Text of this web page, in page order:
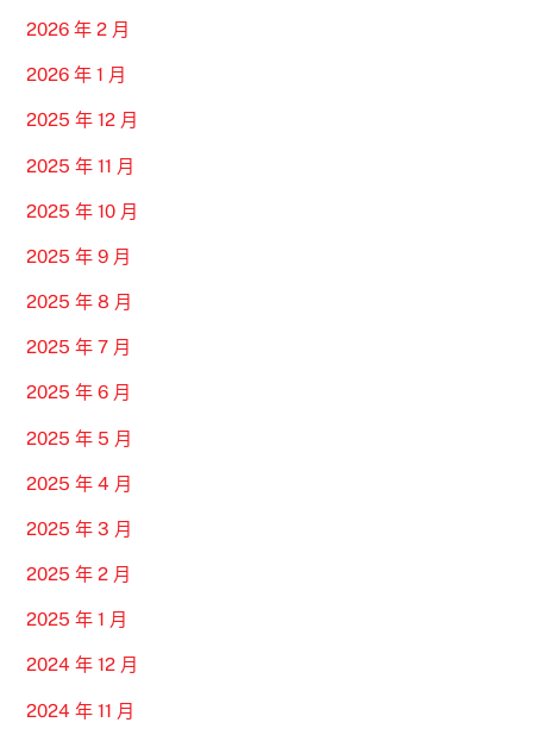
2026 年 2 月
2026 年 1 月
2025 年 12 月
2025 年 11 月
2025 年 10 月
2025 年 9 月
2025 年 8 月
2025 年 7 月
2025 年 6 月
2025 年 5 月
2025 年 4 月
2025 年 3 月
2025 年 2 月
2025 年 1 月
2024 年 12 月
2024 年 11 月